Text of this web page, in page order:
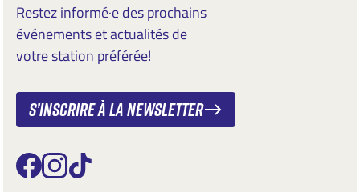
Restez informé·e des prochains
événements et actualités de
votre station préférée!
S’inscrire à la newsletter